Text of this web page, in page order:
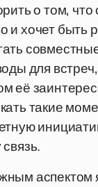
о том,
и хочет быть
для
её
такие
аспектом